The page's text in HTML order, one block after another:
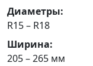
Диаметры:
R15 – R18
Ширина:
205 – 265 мм